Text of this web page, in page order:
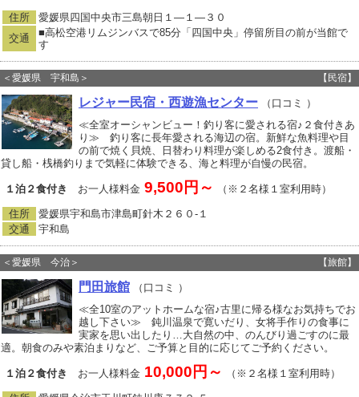
住所
愛媛県四国中央市三島朝日１―１―３０
交通
■高松空港リムジンバスで85分「四国中央」停留所目の前が当館で
す
＜愛媛県 宇和島＞ 【民宿】
レジャー民宿・西遊漁センター （口コミ
）
≪全室オーシャンビュー！釣り客に愛される宿♪２食付きあ
り≫ 釣り客に長年愛される海辺の宿。新鮮な魚料理や目
の前で焼く貝焼、日替わり料理が楽しめる2食付き。渡船・
貸し船・桟橋釣りまで気軽に体験できる、海と料理が自慢の民宿。
１泊２食付き お一人様料金 9,500円～ （※２名様１室利用時）
住所
愛媛県宇和島市津島町針木２６０‐１
交通
宇和島
＜愛媛県 今治＞ 【旅館】
門田旅館 （口コミ
）
≪全10室のアットホームな宿♪古里に帰る様なお気持ちでお
越し下さい≫ 鈍川温泉で寛いだり、女将手作りの食事に
実家を思い出したり…大自然の中、のんびり過ごすのに最
適。朝食のみや素泊まりなど、ご予算と目的に応じてご予約ください。
１泊２食付き お一人様料金 10,000円～ （※２名様１室利用時）